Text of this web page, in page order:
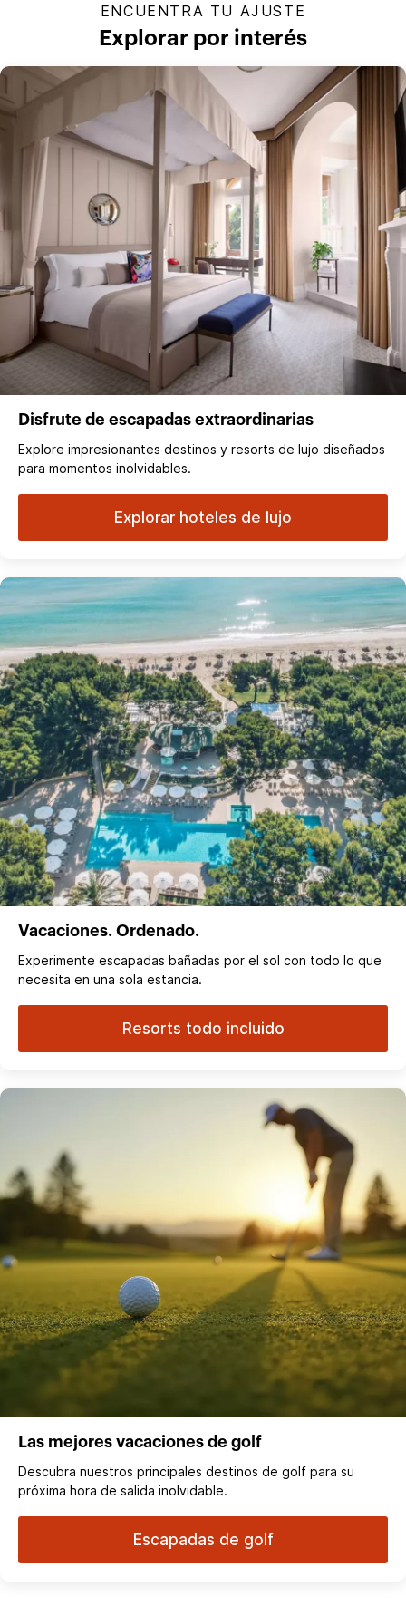
ENCUENTRA TU AJUSTE
Explorar por interés
Disfrute de escapadas extraordinarias
Explore impresionantes destinos y resorts de lujo diseñados
para momentos inolvidables.
Explorar hoteles de lujo
Vacaciones. Ordenado.
Experimente escapadas bañadas por el sol con todo lo que
necesita en una sola estancia.
Resorts todo incluido
Las mejores vacaciones de golf
Descubra nuestros principales destinos de golf para su
próxima hora de salida inolvidable.
Escapadas de golf